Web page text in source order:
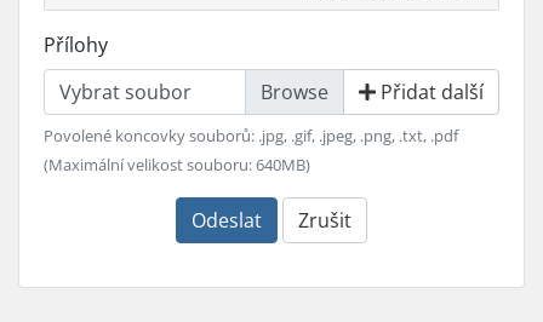
Přílohy
Vybrat soubor
Přidat další
Povolené koncovky souborů: .jpg, .gif, .jpeg, .png, .txt, .pdf
(Maximální velikost souboru: 640MB)
Odeslat Zrušit